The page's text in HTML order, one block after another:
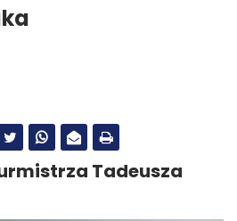
Tadeusza